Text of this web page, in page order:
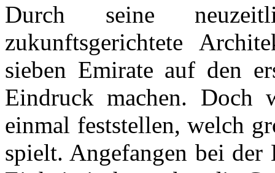
Durch seine
zukunftsgerichtete
sieben Emirate auf den
Eindruck machen. Doch
einmal feststellen, welch
spielt. Angefangen bei